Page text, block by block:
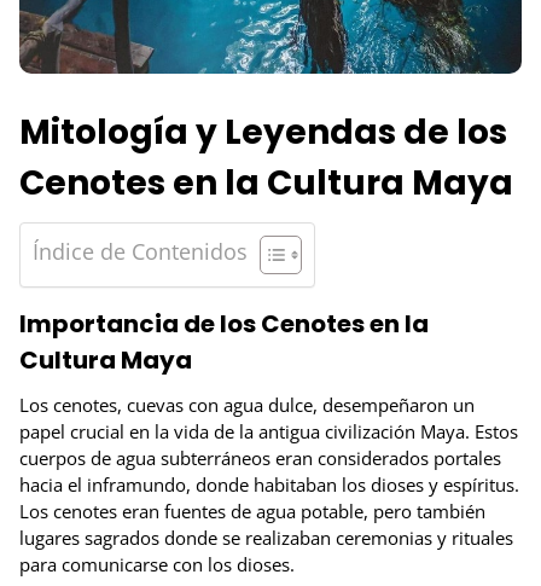
Mitología y Leyendas de los
Cenotes en la Cultura Maya
Índice de Contenidos
Importancia de los Cenotes en la
Cultura Maya
Los cenotes, cuevas con agua dulce, desempeñaron un
papel crucial en la vida de la antigua civilización Maya. Estos
cuerpos de agua subterráneos eran considerados portales
hacia el inframundo, donde habitaban los dioses y espíritus.
Los cenotes eran fuentes de agua potable, pero también
lugares sagrados donde se realizaban ceremonias y rituales
para comunicarse con los dioses.